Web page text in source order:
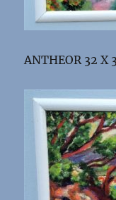
ANTHEOR 32